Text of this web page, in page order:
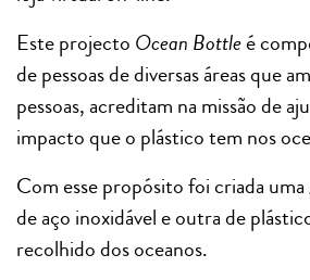
Este projecto Ocean Bottleé
de pessoas de diversas áreas que
pessoas, acreditam na missão de
impacto que o plástico tem nos
Com esse propósito foi criada
de aço inoxidável e outra de
recolhido dos oceanos.